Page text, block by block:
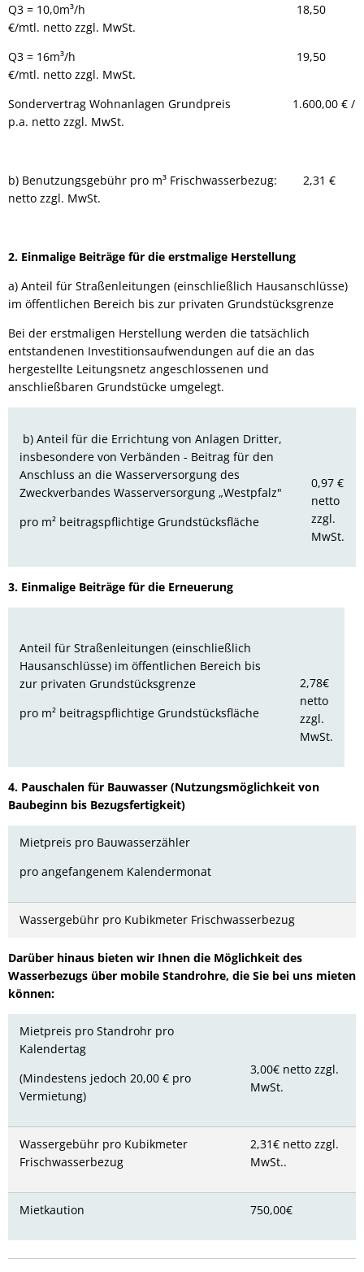
Q3 = 10,0m³/h 18,50
€/mtl. netto zzgl. MwSt.
Q3 = 16m³/h 19,50
€/mtl. netto zzgl. MwSt.
Sondervertrag Wohnanlagen Grundpreis 1.600,00 € /
p.a. netto zzgl. MwSt.
b) Benutzungsgebühr pro m³ Frischwasserbezug: 2,31 €
netto zzgl. MwSt.
2. Einmalige Beiträge für die erstmalige Herstellung
a) Anteil für Straßenleitungen (einschließlich Hausanschlüsse)
im öffentlichen Bereich bis zur privaten Grundstücksgrenze
Bei der erstmaligen Herstellung werden die tatsächlich
entstandenen Investitionsaufwendungen auf die an das
hergestellte Leitungsnetz angeschlossenen und
anschließbaren Grundstücke umgelegt.
b) Anteil für die Errichtung von Anlagen Dritter,
insbesondere von Verbänden - Beitrag für den
Anschluss an die Wasserversorgung des
Zweckverbandes Wasserversorgung „Westpfalz"
pro m² beitragspflichtige Grundstücksfläche
0,97 €
netto
zzgl.
MwSt.
3. Einmalige Beiträge für die Erneuerung
Anteil für Straßenleitungen (einschließlich
Hausanschlüsse) im öffentlichen Bereich bis
zur privaten Grundstücksgrenze
pro m² beitragspflichtige Grundstücksfläche
2,78€
netto
zzgl.
MwSt.
4. Pauschalen für Bauwasser (Nutzungsmöglichkeit von
Baubeginn bis Bezugsfertigkeit)
Mietpreis pro Bauwasserzähler
pro angefangenem Kalendermonat
Wassergebühr pro Kubikmeter Frischwasserbezug
Darüber hinaus bieten wir Ihnen die Möglichkeit des
Wasserbezugs über mobile Standrohre, die Sie bei uns mieten
können:
Mietpreis pro Standrohr pro
Kalendertag
(Mindestens jedoch 20,00 € pro
Vermietung)
3,00€ netto zzgl.
MwSt.
Wassergebühr pro Kubikmeter
Frischwasserbezug
2,31€ netto zzgl.
MwSt..
Mietkaution 750,00€